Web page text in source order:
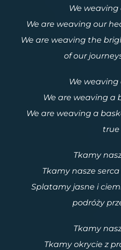
We weaving
We are weaving our
We are weaving the
of our
We weaving
We are weaving a
We are weaving a
true
Tkamy
Tkamy nasze serca
Splatamy jasne i
podróży
Tkamy
Tkamy okrycie z